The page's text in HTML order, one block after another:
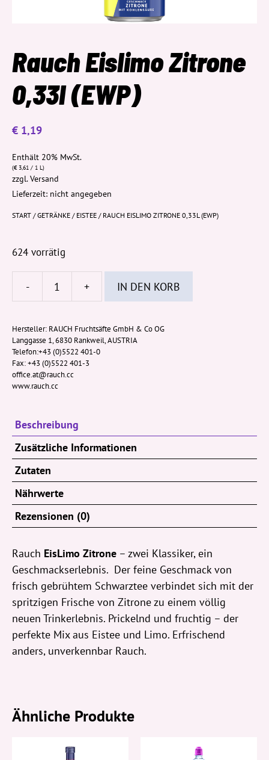
Rauch Eislimo Zitrone
0,33l (EWP)
€ 1,19
Enthält 20% MwSt.
(€3,61 / 1 L)
zzgl.Versand
Lieferzeit: nicht angegeben
START /GETRÄNKE / EISTEE / RAUCH EISLIMO ZITRONE 0,33L (EWP)
624 vorrätig
-
Rauch
Zitrone
0,33l
+ IN DEN KORB
Hersteller: RAUCH Fruchtsäfte GmbH & Co OG
Langgasse 1, 6830 Rankweil, AUSTRIA
Telefon:+43 (0)5522 401-0
Fax: +43 (0)5522 401-3
office.at@rauch.cc
www.rauch.cc
Beschreibung
Zusätzliche Informationen
Zutaten
Nährwerte
Rezensionen (0)
Rauch EisLimo Zitrone – zwei Klassiker, ein
Geschmackserlebnis. Der feine Geschmack von
frisch gebrühtem Schwarztee verbindet sich mit der
spritzigen Frische von Zitrone zu einem völlig
neuen Trinkerlebnis. Prickelnd und fruchtig – der
perfekte Mix aus Eistee und Limo. Erfrischend
anders, unverkennbar Rauch.
Ähnliche Produkte